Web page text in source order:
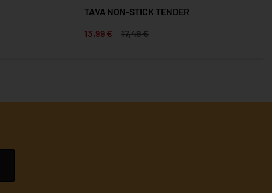
TAVA NON-STICK TENDER
13,99 €
17,49 €